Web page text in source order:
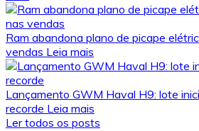
Ram abandona plano de picape
vendas Leia mais
Lançamento GWM Haval H9: lote
recorde Leia mais
Ler todos os posts